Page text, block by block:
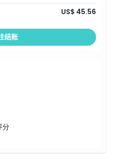
US$ 45.56
结账
分